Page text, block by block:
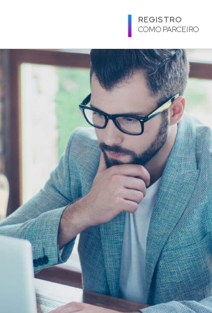
Argentina
Bolivia
Brasil
Caribe
Centroamérica
REGISTRO
COMO PARCEIRO